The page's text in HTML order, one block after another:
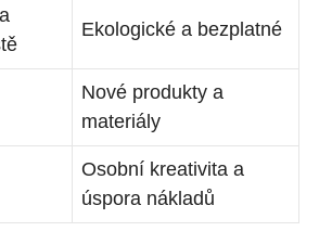
Ekologické a bezplatné
Nové produkty a
materiály
Osobní kreativita a
úspora nákladů